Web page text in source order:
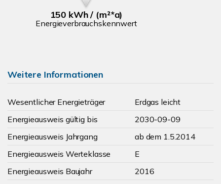
150 kWh / (m²*a)
Energieverbrauchskennwert
Weitere Informationen
Wesentlicher Energieträger
Erdgas leicht
Energieausweis gültig bis
2030-09-09
Energieausweis Jahrgang
ab dem 1.5.2014
Energieausweis Werteklasse
E
Energieausweis Baujahr
2016